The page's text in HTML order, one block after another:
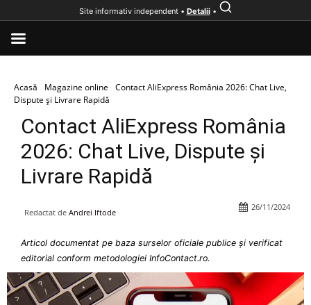
Acasă Magazine online
Contact AliExpress România 2026: Chat Live,
Dispute și Livrare Rapidă
Contact AliExpress România
2026: Chat Live, Dispute și
Livrare Rapidă
Redactat de Andrei Iftode
26/11/2024
Articol documentat pe baza surselor oficiale publice și verificat
editorial conform metodologiei InfoContact.ro.
Site informativ independent • Detalii•